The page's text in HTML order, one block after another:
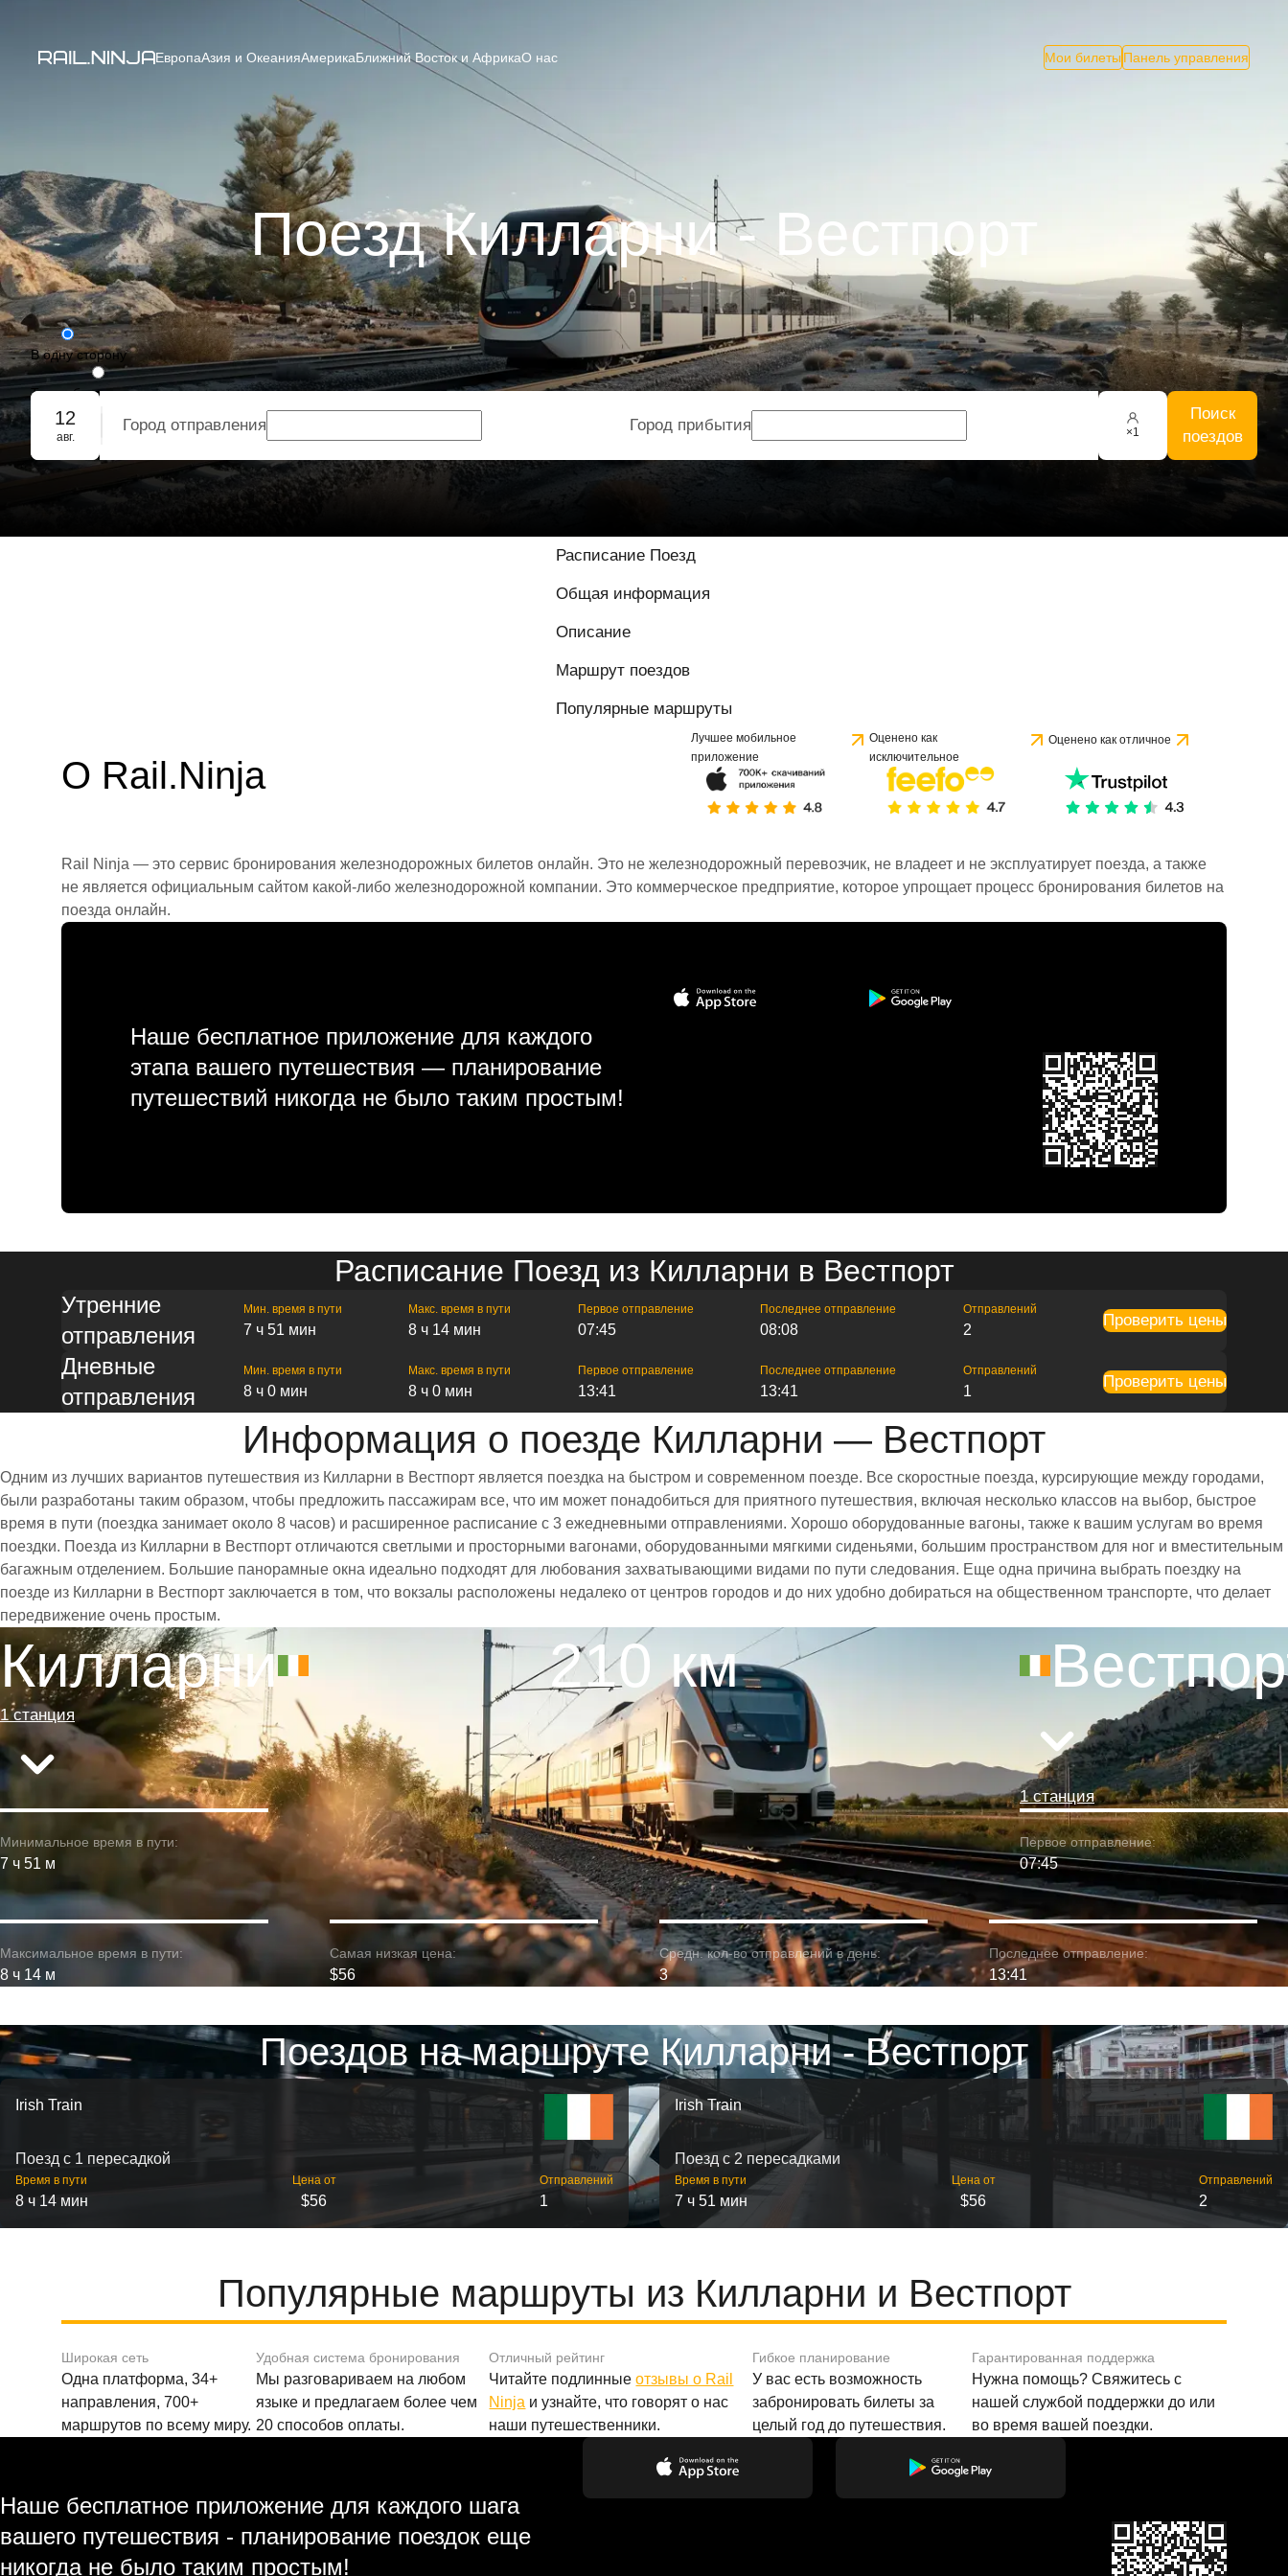
ЕвропаАзия и ОкеанияАмерикаБлижний Восток и АфрикаО нас Мои билеты Панель управления
Поезд Килларни - Вестпорт
В одну сторону
Туда-обратно
Групповое бронирование
12
авг.
Город отправления Город прибытия ×1
Поиск
поездов
Расписание Поезд
Общая информация
Описание
Маршрут поездов
Популярные маршруты
О Rail.Ninja
Лучшее мобильное
приложение
Оценено как
исключительное
Оценено как отличное
Rail Ninja — это сервис бронирования железнодорожных билетов онлайн. Это не железнодорожный перевозчик, не владеет и не эксплуатирует поезда, а также
не является официальным сайтом какой-либо железнодорожной компании. Это коммерческое предприятие, которое упрощает процесс бронирования билетов на
поезда онлайн.
Наше бесплатное приложение для каждого
этапа вашего путешествия — планирование
путешествий никогда не было таким простым!
Расписание Поезд из Килларни в Вестпорт
Утренние
отправления
Мин. время в пути
7 ч 51 мин
Макс. время в пути
8 ч 14 мин
Первое отправление
07:45
Последнее отправление
08:08
Отправлений
2
Проверить цены
Дневные
отправления
Мин. время в пути
8 ч 0 мин
Макс. время в пути
8 ч 0 мин
Первое отправление
13:41
Последнее отправление
13:41
Отправлений
1
Проверить цены
Информация о поезде Килларни — Вестпорт
Одним из лучших вариантов путешествия из Килларни в Вестпорт является поездка на быстром и современном поезде. Все скоростные поезда, курсирующие между городами,
были разработаны таким образом, чтобы предложить пассажирам все, что им может понадобиться для приятного путешествия, включая несколько классов на выбор, быстрое
время в пути (поездка занимает около 8 часов) и расширенное расписание с 3 ежедневными отправлениями. Хорошо оборудованные вагоны, также к вашим услугам во время
поездки. Поезда из Килларни в Вестпорт отличаются светлыми и просторными вагонами, оборудованными мягкими сиденьями, большим пространством для ног и вместительным
багажным отделением. Большие панорамные окна идеально подходят для любования захватывающими видами по пути следования. Еще одна причина выбрать поездку на
поезде из Килларни в Вестпорт заключается в том, что вокзалы расположены недалеко от центров городов и до них удобно добираться на общественном транспорте, что делает
передвижение очень простым.
Килларни
1 станция
210 км
1 станция
Минимальное время в пути:
7 ч 51 м
Первое отправление:
07:45
Максимальное время в пути:
8 ч 14 м
Самая низкая цена:
$56
Средн. кол-во отправлений в день:
3
Последнее отправление:
13:41
Поездов на маршруте Килларни - Вестпорт
Irish Train
Поезд с 1 пересадкой
Время в пути
8 ч 14 мин
Цена от
$56
Отправлений
1
Irish Train
Поезд с 2 пересадками
Время в пути
7 ч 51 мин
Цена от
$56
Отправлений
2
Популярные маршруты из Килларни и Вестпорт
Широкая сеть
Одна платформа, 34+
направления, 700+
маршрутов по всему миру.
Удобная система бронирования
Мы разговариваем на любом
языке и предлагаем более чем
20 способов оплаты.
Отличный рейтинг
Читайте подлинныеотзывы о Rail
Ninja и узнайте, что говорят о нас
наши путешественники.
Гибкое планирование
У вас есть возможность
забронировать билеты за
целый год до путешествия.
Гарантированная поддержка
Нужна помощь? Свяжитесь с
нашей службой поддержки до или
во время вашей поездки.
Наше бесплатное приложение для каждого шага
вашего путешествия - планирование поездок еще
никогда не было таким простым!